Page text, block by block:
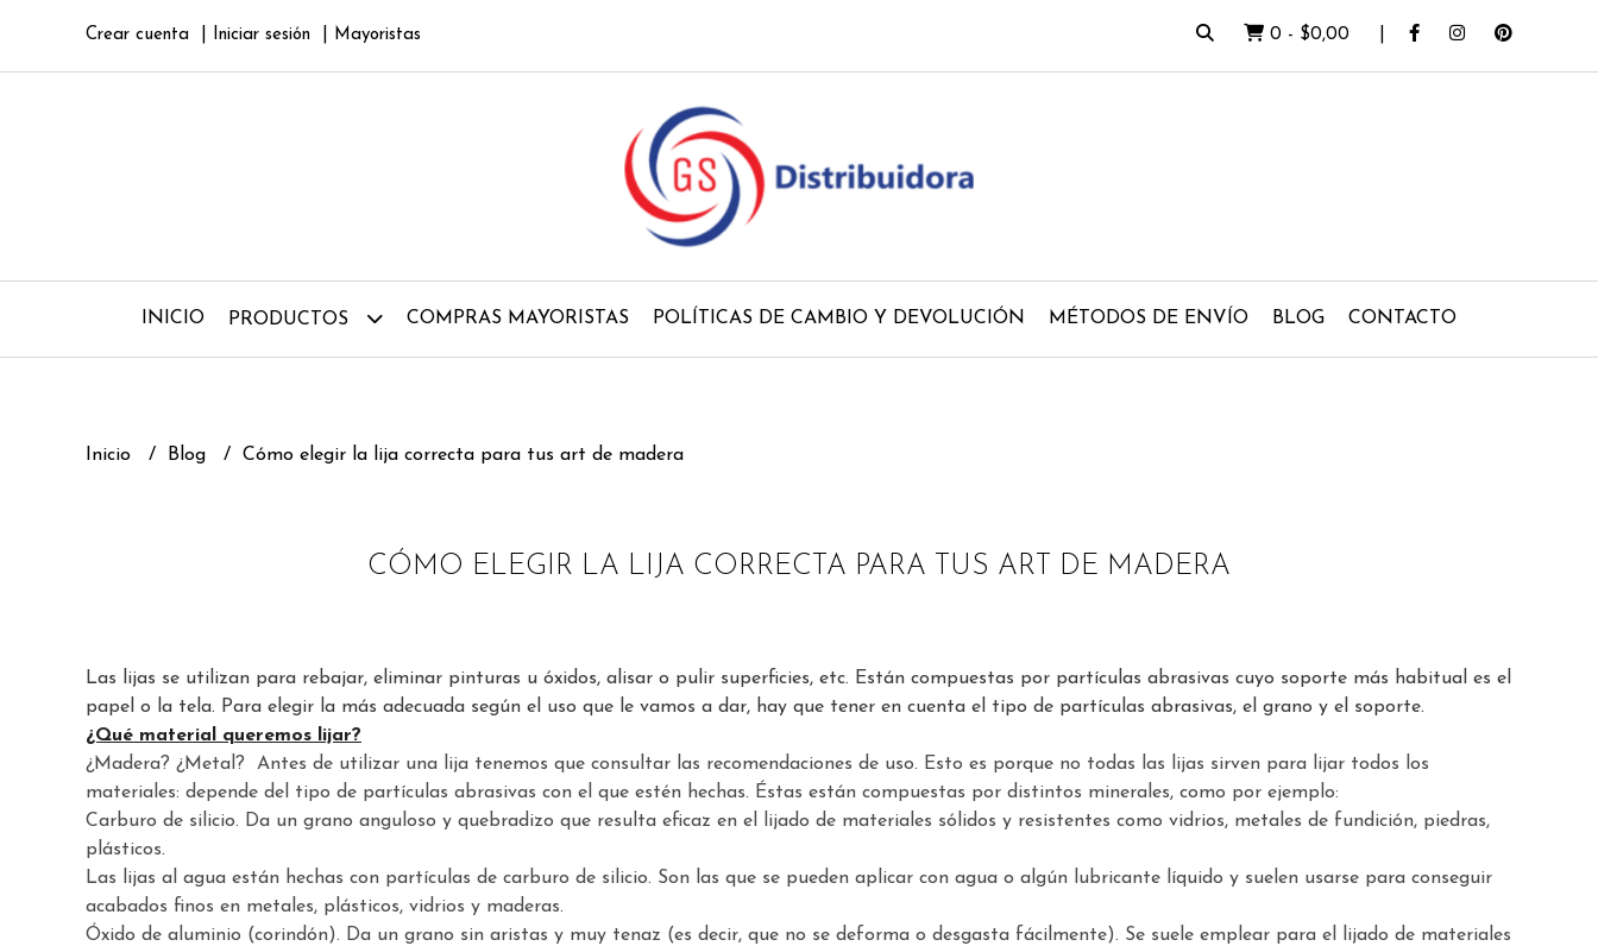
Crear cuenta Iniciar sesión Mayoristas 0 - $0,00
INICIO PRODUCTOS COMPRAS MAYORISTAS POLÍTICAS DE CAMBIO Y DEVOLUCIÓN MÉTODOS DE ENVÍO BLOG CONTACTO
Inicio Blog Cómo elegir la lija correcta para tus art de madera
CÓMO ELEGIR LA LIJA CORRECTA PARA TUS ART DE MADERA
Las lijas se utilizan para rebajar, eliminar pinturas u óxidos, alisar o pulir superficies, etc. Están compuestas por partículas abrasivas cuyo soporte más habitual es el
papel o la tela. Para elegir la más adecuada según el uso que le vamos a dar, hay que tener en cuenta el tipo de partículas abrasivas, el grano y el soporte.
¿Qué material queremos lijar?
¿Madera? ¿Metal? Antes de utilizar una lija tenemos que consultar las recomendaciones de uso. Esto es porque no todas las lijas sirven para lijar todos los
materiales: depende del tipo de partículas abrasivas con el que estén hechas. Éstas están compuestas por distintos minerales, como por ejemplo:
Carburo de silicio. Da un grano anguloso y quebradizo que resulta eficaz en el lijado de materiales sólidos y resistentes como vidrios, metales de fundición, piedras,
plásticos.
Las lijas al agua están hechas con partículas de carburo de silicio. Son las que se pueden aplicar con agua o algún lubricante líquido y suelen usarse para conseguir
acabados finos en metales, plásticos, vidrios y maderas.
Óxido de aluminio (corindón). Da un grano sin aristas y muy tenaz (es decir, que no se deforma o desgasta fácilmente). Se suele emplear para el lijado de materiales